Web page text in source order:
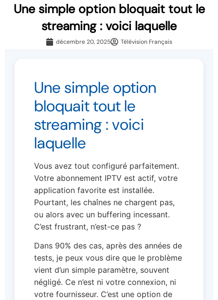
Une simple option bloquait tout le
streaming : voici laquelle
décembre 20, 2025 Télévision Français
Une simple option
bloquait tout le
streaming : voici
laquelle
Vous avez tout configuré parfaitement.
Votre abonnement IPTV est actif, votre
application favorite est installée.
Pourtant, les chaînes ne chargent pas,
ou alors avec un buffering incessant.
C’est frustrant, n’est-ce pas ?
Dans 90% des cas, après des années de
tests, je peux vous dire que le problème
vient d’un simple paramètre, souvent
négligé. Ce n’est ni votre connexion, ni
votre fournisseur. C’est une option de